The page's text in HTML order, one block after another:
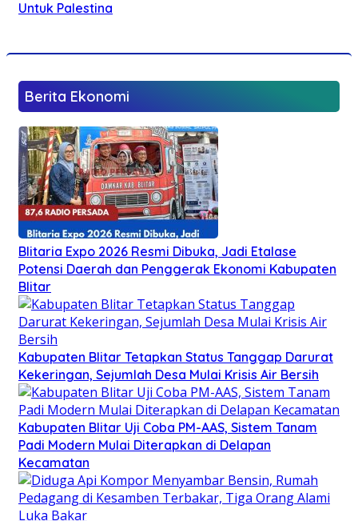
Untuk Palestina
Berita Ekonomi
Blitaria Expo 2026 Resmi Dibuka, Jadi Etalase
Potensi Daerah dan Penggerak Ekonomi Kabupaten
Blitar
Kabupaten Blitar Tetapkan Status Tanggap Darurat
Kekeringan, Sejumlah Desa Mulai Krisis Air Bersih
Kabupaten Blitar Uji Coba PM-AAS, Sistem Tanam
Padi Modern Mulai Diterapkan di Delapan
Kecamatan